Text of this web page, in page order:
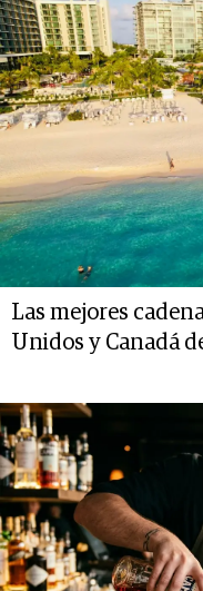
Las mejores
Unidos y Canadá